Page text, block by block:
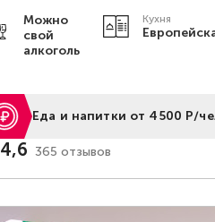
Можно
свой
алкоголь
Кухня
Еда и напитки от 4500 Р/
4,6 365 отзывов